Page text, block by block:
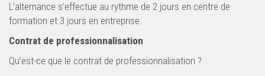
L’alternance s’effectue au rythme de 2 jours en centre de
formation et 3 jours en entreprise.
Contrat de professionnalisation
Qu’est-ce que le contrat de professionnalisation ?